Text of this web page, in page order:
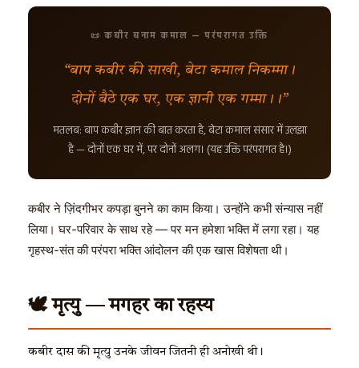
📜 कबीर बनाम कमाल — परंपरागत उक्ति
“बाप कबीर की साखी, बेटा कमाल निकम्मा।
दोनों बैठे एक घर, एक ज्ञानी एक गम्मा।।”
मतलब: बाप कबीर ज्ञान की बात करता है, बेटा कमाल संसार में उलझा
है — दोनों एक घर में, पर दोनों अलग। (यह उक्ति परंपरागत है।)
कबीर ने ज़िंदगीभर कपड़ा बुनने का काम किया। उन्होंने कभी संन्यास नहीं
लिया। घर-परिवार के साथ रहे — पर मन हमेशा भक्ति में लगा रहा। यह
गृहस्थ-संत की परंपरा भक्ति आंदोलन की एक खास विशेषता थी।
🕊️ मृत्यु — मगहर का रहस्य
कबीर दास की मृत्यु उनके जीवन जितनी ही अनोखी थी।